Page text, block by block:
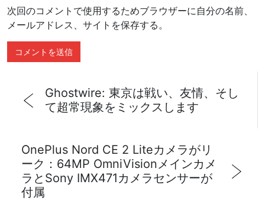
次回のコメントで使用するためブラウザーに自分の名前、
メールアドレス、サイトを保存する。
Ghostwire: 東京は戦い、友情、そし
て超常現象をミックスします
OnePlus Nord CE 2 Liteカメラがリ
ーク：64MP OmniVisionメインカメ
ラとSony IMX471カメラセンサーが
付属